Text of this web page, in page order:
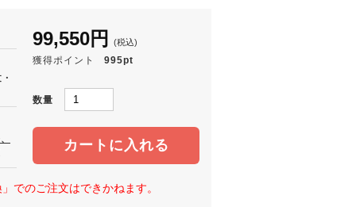
99,550円 (税込)
獲得ポイント 995pt
数量
カートに入れる
でのご注文はできかねます。